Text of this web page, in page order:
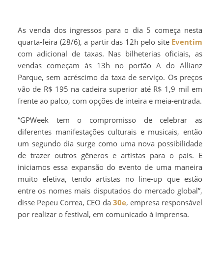
As venda dos ingressos para o dia 5 começa nesta
quarta-feira (28/6), a partir das 12h pelo site Eventim
com adicional de taxas. Nas bilheterias oficiais, as
vendas começam às 13h no portão A do Allianz
Parque, sem acréscimo da taxa de serviço. Os preços
vão de R$ 195 na cadeira superior até R$ 1,9 mil em
frente ao palco, com opções de inteira e meia-entrada.
“GPWeek tem o compromisso de celebrar as
diferentes manifestações culturais e musicais, então
um segundo dia surge como uma nova possibilidade
de trazer outros gêneros e artistas para o país. E
iniciamos essa expansão do evento de uma maneira
muito efetiva, tendo artistas no line-up que estão
entre os nomes mais disputados do mercado global”,
disse Pepeu Correa, CEO da 30e, empresa responsável
por realizar o festival, em comunicado à imprensa.